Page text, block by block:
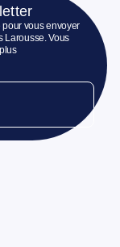
vous envoyer
Larousse. Vous